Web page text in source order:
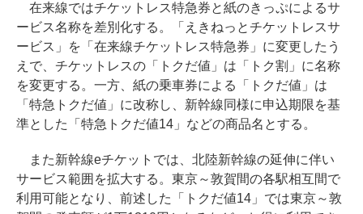
在来線ではチケットレス特急券と紙のきっぷによるサ
ービス名称を差別化する。「えきねっとチケットレスサ
ービス」を「在来線チケットレス特急券」に変更したう
えで、チケットレスの「トクだ値」は「トク割」に名称
を変更する。一方、紙の乗車券による「トクだ値」は
「特急トクだ値」に改称し、新幹線同様に申込期限を基
準とした「特急トクだ値14」などの商品名とする。
また新幹線eチケットでは、北陸新幹線の延伸に伴い
サービス範囲を拡大する。東京～敦賀間の各駅相互間で
利用可能となり、前述した「トクだ値14」では東京～敦